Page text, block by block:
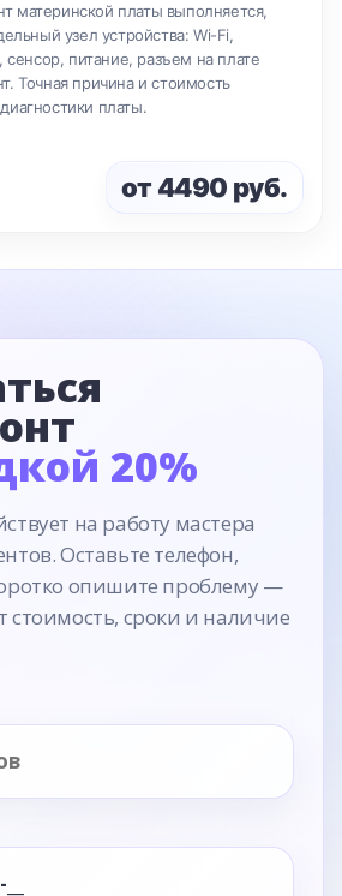
материнской платы выполняется,
узел устройства: Wi-Fi,
сенсор, питание, разъем на плате
Точная причина и стоимость
платы.
от 4490 руб.
20%
на работу мастера
Оставьте телефон,
опишите проблему —
стоимость, сроки и наличие